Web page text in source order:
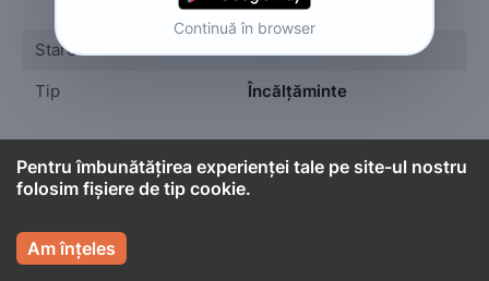
Stare
Tip
Încălțăminte
 Cont titular
MNBzkzn
Persoană fizică
Continuă în browser
Pentru îmbunătățirea experienței tale pe site-ul nostru
folosim fișiere de tip cookie.
Am înțeles